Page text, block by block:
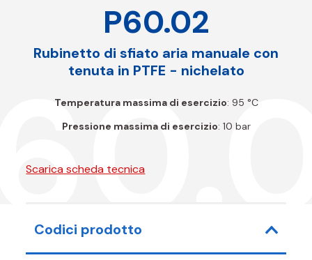
P60.02
Rubinetto di sfiato aria manuale con
tenuta in PTFE - nichelato
Temperatura massima di esercizio: 95 °C
Pressione massima di esercizio: 10 bar
Scarica scheda tecnica
Codici prodotto